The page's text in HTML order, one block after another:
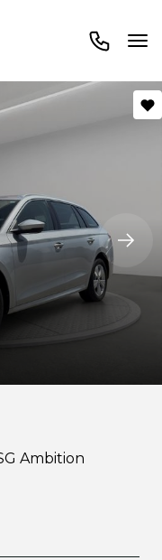
Ambition